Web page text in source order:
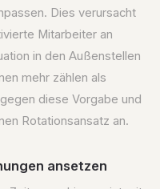
Dies verursacht
Mitarbeiter an
in den Außenstellen
mehr zählen als
diese Vorgabe und
Rotationsansatz an.
ansetzen